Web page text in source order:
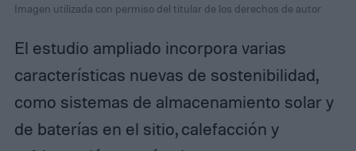
Imagen utilizada con permiso del titular de los derechos de autor
El estudio ampliado incorpora varias
características nuevas de sostenibilidad,
como sistemas de almacenamiento solar y
de baterías en el sitio, calefacción y